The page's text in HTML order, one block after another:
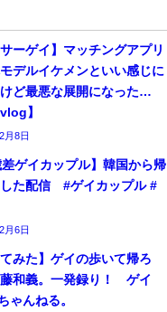
サーゲイ】マッチングアプリ
デルイケメンといい感じに
ど最悪な展開になった…
】
月8日
ゲイカップル】韓国から帰
た配信 #ゲイカップル #
月6日
みた】ゲイの歩いて帰ろ
藤和義。一発録り！ ゲイ
ゃんねる。